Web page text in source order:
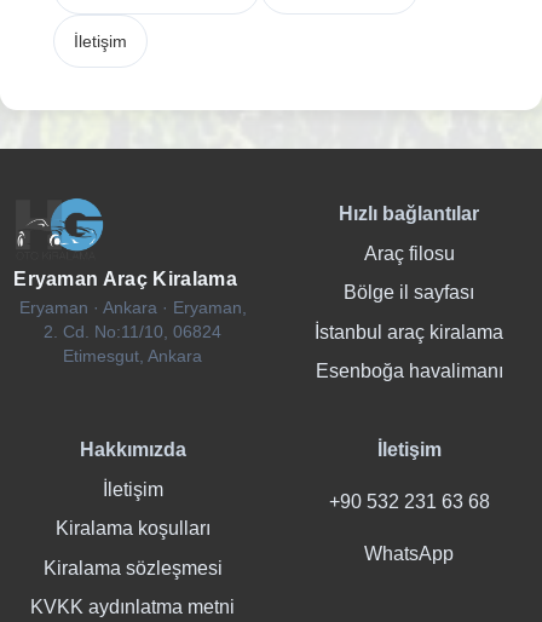
İletişim
Eryaman Araç Kiralama
Eryaman · Ankara · Eryaman,
2. Cd. No:11/10, 06824
Etimesgut, Ankara
Hızlı bağlantılar
Araç filosu
Bölge il sayfası
İstanbul araç kiralama
Esenboğa havalimanı
Hakkımızda
İletişim
Kiralama koşulları
Kiralama sözleşmesi
KVKK aydınlatma metni
İletişim
+90 532 231 63 68
WhatsApp